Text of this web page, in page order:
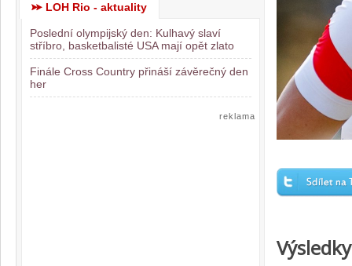
LOH Rio - aktuality
Poslední olympijský den: Kulhavý slaví
stříbro, basketbalisté USA mají opět zlato
Finále Cross Country přináší závěrečný den
her
reklama